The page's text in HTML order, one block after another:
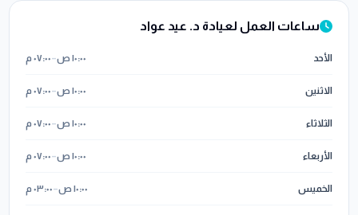
ساعات العمل لعيادة د. عيد عواد
الأحد ١٠:٠٠ ص –٠٧:٠٠ م
الاثنين ١٠:٠٠ ص –٠٧:٠٠ م
الثلاثاء ١٠:٠٠ ص –٠٧:٠٠ م
الأربعاء ١٠:٠٠ ص –٠٧:٠٠ م
الخميس ١٠:٠٠ ص –٠٣:٠٠ م